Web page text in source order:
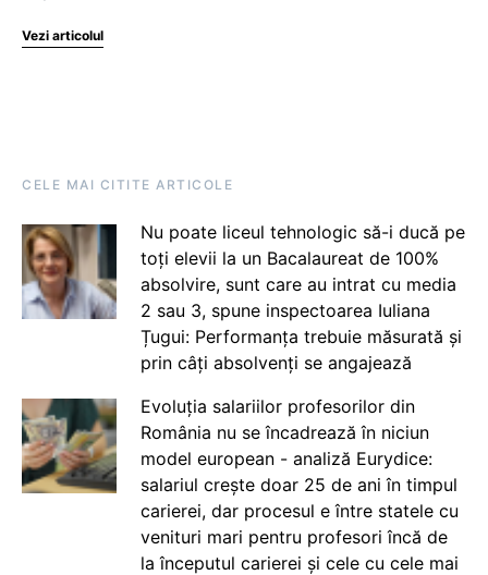
Vezi articolul
CELE MAI CITITE ARTICOLE
Nu poate liceul tehnologic să-i ducă pe
toți elevii la un Bacalaureat de 100%
absolvire, sunt care au intrat cu media
2 sau 3, spune inspectoarea Iuliana
Țugui: Performanța trebuie măsurată și
prin câți absolvenți se angajează
Evoluția salariilor profesorilor din
România nu se încadrează în niciun
model european - analiză Eurydice:
salariul crește doar 25 de ani în timpul
carierei, dar procesul e între statele cu
venituri mari pentru profesori încă de
la începutul carierei și cele cu cele mai